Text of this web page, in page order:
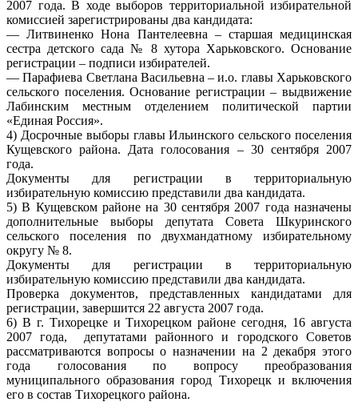
2007 года. В ходе выборов территориальной избирательной
комиссией зарегистрированы два кандидата:
— Литвиненко Нона Пантелеевна – старшая медицинская
сестра детского сада № 8 хутора Харьковского. Основание
регистрации – подписи избирателей.
— Парафиева Светлана Васильевна – и.о. главы Харьковского
сельского поселения. Основание регистрации – выдвижение
Лабинским местным отделением политической партии
«Единая Россия».
4) Досрочные выборы главы Ильинского сельского поселения
Кущевского района. Дата голосования – 30 сентября 2007
года.
Документы для регистрации в территориальную
избирательную комиссию представили два кандидата.
5) В Кущевском районе на 30 сентября 2007 года назначены
дополнительные выборы депутата Совета Шкуринского
сельского поселения по двухмандатному избирательному
округу № 8.
Документы для регистрации в территориальную
избирательную комиссию представили два кандидата.
Проверка документов, представленных кандидатами для
регистрации, завершится 22 августа 2007 года.
6) В г. Тихорецке и Тихорецком районе сегодня, 16 августа
2007 года, депутатами районного и городского Советов
рассматриваются вопросы о назначении на 2 декабря этого
года голосования по вопросу преобразования
муниципального образования город Тихорецк и включения
его в состав Тихорецкого района.